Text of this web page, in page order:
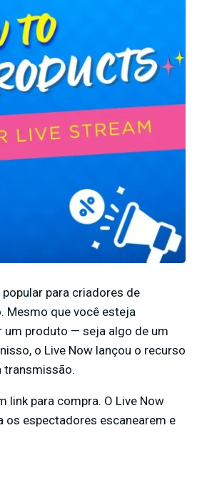
para criadores de
Mesmo que você esteja
um produto — seja algo de um
o Live Now lançou o recurso
transmissão.
link para compra. O Live Now
os espectadores escanearem e